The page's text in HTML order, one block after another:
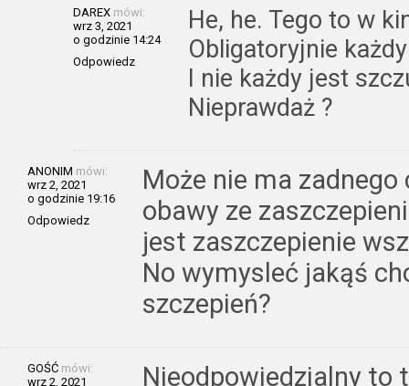
DAREX mówi:
wrz 3, 2021
o godzinie 14:24
Odpowiedz
He, he. Tego to w
Obligatoryjnie
I nie każdy jest
Nieprawdaż ?
ANONIM mówi:
wrz 2, 2021
o godzinie 19:16
Odpowiedz
Może nie ma
obawy ze
jest zaszczepienie
No wymysleć jakąś
szczepień?
GOŚĆ mówi:
wrz 2, 2021
Nieodpowiedzialny to